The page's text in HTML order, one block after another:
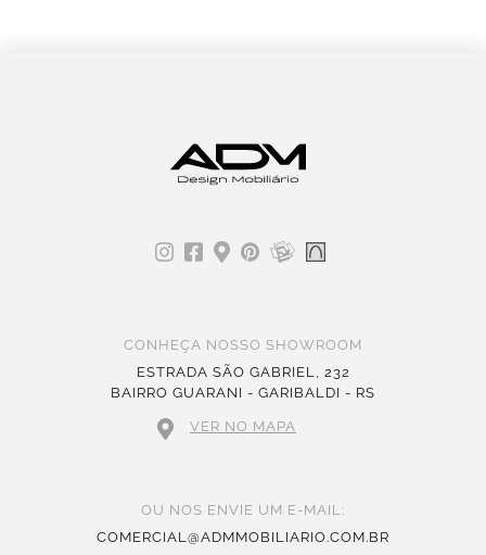
CONHEÇA NOSSO SHOWROOM
ESTRADA SÃO GABRIEL, 232
BAIRRO GUARANI - GARIBALDI - RS
VER NO MAPA
OU NOS ENVIE UM E-MAIL:
COMERCIAL@ADMMOBILIARIO.COM.BR